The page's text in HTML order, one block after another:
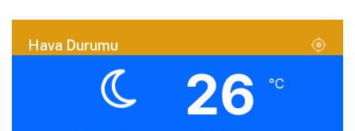
Hava Durumu
26 ℃